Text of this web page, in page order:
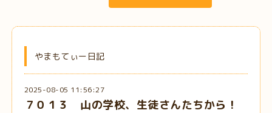
やまもてぃー日記
2025-08-05 11:56:27
７０１３ 山の学校、生徒さんたちから！